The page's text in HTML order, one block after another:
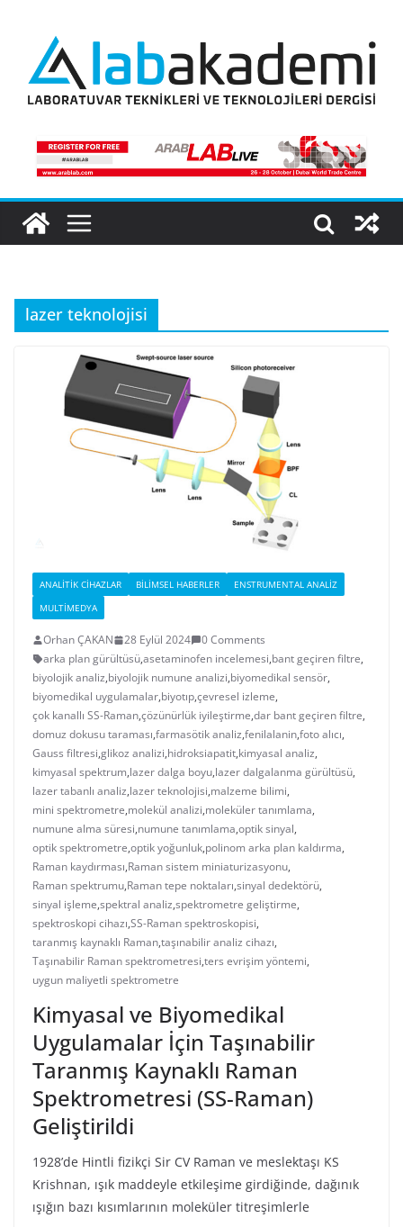
content
lazer teknolojisi
ANALITIK CIHAZLAR BILIMSEL HABERLER
ENSTRUMENTAL ANALIZ
MULTIMEDYA
Orhan ÇAKAN 28 Eylül 2024
0 Comments
arka plan gürültüsü,asetaminofen incelemesi,bant geçiren filtre,
biyolojik analiz,biyolojik numune analizi,biyomedikal sensör,
biyomedikal uygulamalar,biyotıp,çevresel izleme,
çok kanallı SS-Raman,çözünürlük iyileştirme,dar bant geçiren filtre,
domuz dokusu taraması,farmasötik analiz,fenilalanin,foto alıcı,
Gauss filtresi,glikoz analizi,hidroksiapatit,kimyasal analiz,
kimyasal spektrum,lazer dalga boyu,lazer dalgalanma gürültüsü,
lazer tabanlı analiz,lazer teknolojisi,malzeme bilimi,
mini spektrometre,molekül analizi,moleküler tanımlama,
numune alma süresi,numune tanımlama,optik sinyal,
optik spektrometre,optik yoğunluk,polinom arka plan kaldırma,
Raman kaydırması,Raman sistem miniaturizasyonu,
Raman spektrumu,Raman tepe noktaları,sinyal dedektörü,
sinyal işleme,spektral analiz,spektrometre geliştirme,
spektroskopi cihazı,SS-Raman spektroskopisi,
taranmış kaynaklı Raman,taşınabilir analiz cihazı,
Taşınabilir Raman spektrometresi,ters evrişim yöntemi,
uygun maliyetli spektrometre
Kimyasal ve Biyomedikal
Uygulamalar İçin Taşınabilir
Taranmış Kaynaklı Raman
Spektrometresi (SS-Raman)
Geliştirildi
1928’de Hintli fizikçi Sir CV Raman ve meslektaşı KS
Krishnan, ışık maddeyle etkileşime girdiğinde, dağınık
ışığın bazı kısımlarının moleküler titreşimlerle